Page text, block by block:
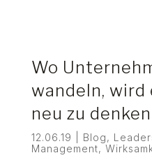
Wo
wandeln, wird
neu zu denken
12.06.19 Blog,
Management,